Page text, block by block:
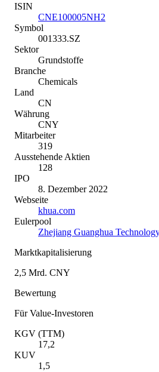
ISIN
CNE100005NH2
Symbol
001333.SZ
Sektor
Grundstoffe
Branche
Chemicals
Land
CN
Währung
CNY
Mitarbeiter
319
Ausstehende Aktien
128
IPO
8. Dezember 2022
Webseite
khua.com
Eulerpool
Zhejiang Guanghua
Marktkapitalisierung
2,5 Mrd. CNY
Bewertung
Für Value-Investoren
KGV (TTM)
17,2
KUV
1,5